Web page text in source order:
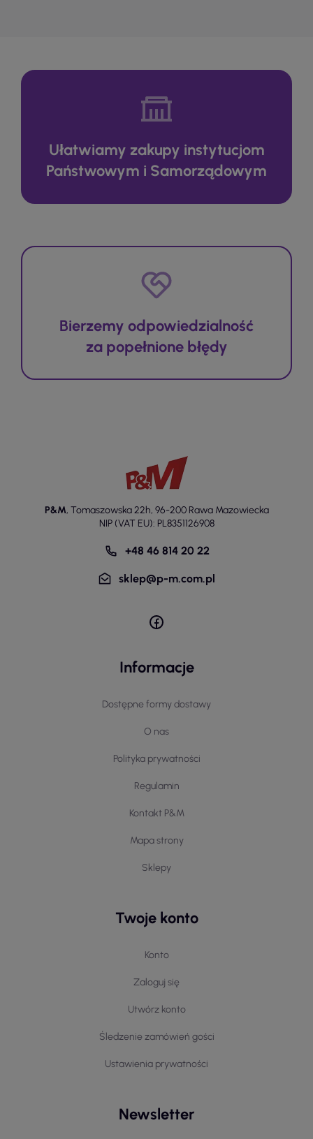
Ułatwiamy zakupy instytucjom
Państwowym i Samorządowym
Bierzemy odpowiedzialność
za popełnione błędy
P&M, Tomaszowska 22h, 96-200 Rawa Mazowiecka
NIP (VAT EU): PL8351126908
+48 46 814 20 22
sklep@p-m.com.pl
Informacje
Dostępne formy dostawy
O nas
Polityka prywatności
Regulamin
Kontakt P&M
Mapa strony
Sklepy
Twoje konto
Konto
Zaloguj się
Utwórz konto
Śledzenie zamówień gości
Ustawienia prywatności
Newsletter